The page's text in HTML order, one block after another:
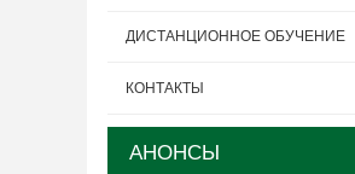
ДИСТАНЦИОННОЕ ОБУЧЕНИЕ
КОНТАКТЫ
АНОНСЫ